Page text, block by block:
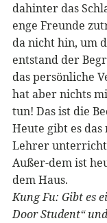
dahinter das
enge Freunde
da nicht hin, um
entstand der
das persönliche
hat aber nichts
tun! Das ist die
Heute gibt es
Lehrer
Außer-dem ist
dem Haus.
Kung Fu: Gibt es
Door Student“